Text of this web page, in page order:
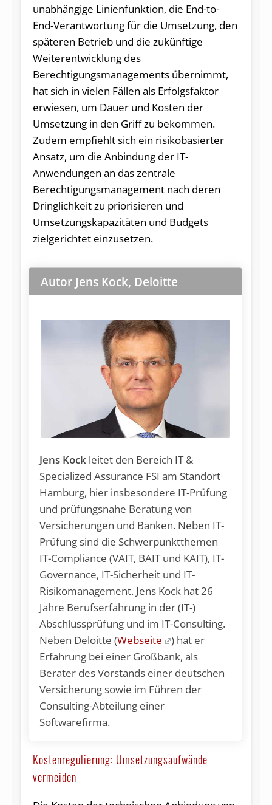
unabhängige Linienfunktion, die End-to-
End-Verantwortung für die Umsetzung, den
späteren Betrieb und die zukünftige
Weiterentwicklung des
Berechtigungsmanagements übernimmt,
hat sich in vielen Fällen als Erfolgsfaktor
erwiesen, um Dauer und Kosten der
Umsetzung in den Griff zu bekommen.
Zudem empfiehlt sich ein risikobasierter
Ansatz, um die Anbindung der IT-
Anwendungen an das zentrale
Berechtigungsmanagement nach deren
Dringlichkeit zu priorisieren und
Umsetzungskapazitäten und Budgets
zielgerichtet einzusetzen.
Autor Jens Kock, Deloitte
Jens Kock leitet den Bereich IT &
Specialized Assurance FSI am Standort
Hamburg, hier insbesondere IT-Prüfung
und prüfungsnahe Beratung von
Versicherungen und Banken. Neben IT-
Prüfung sind die Schwerpunktthemen
IT-Compliance (VAIT, BAIT und KAIT), IT-
Governance, IT-Sicherheit und IT-
Risikomanagement. Jens Kock hat 26
Jahre Berufserfahrung in der (IT-)
Abschlussprüfung und im IT-Consulting.
Neben Deloitte (Webseite
) hat er
Erfahrung bei einer Großbank, als
Berater des Vorstands einer deutschen
Versicherung sowie im Führen der
Consulting-Abteilung einer
Softwarefirma.
Kostenregulierung: Umsetzungsaufwände
vermeiden